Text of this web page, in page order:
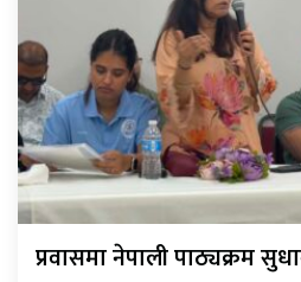
प्रवासमा नेपाली पाठ्यक्रम